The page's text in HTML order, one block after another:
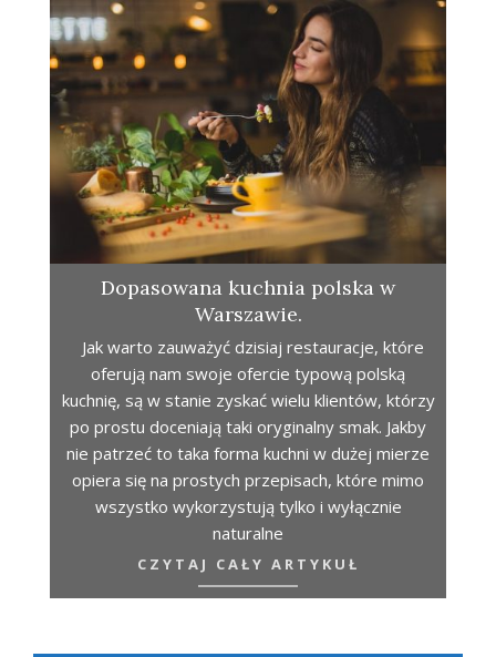
Dopasowana kuchnia polska w
Warszawie.
Jak warto zauważyć dzisiaj restauracje, które
oferują nam swoje ofercie typową polską
kuchnię, są w stanie zyskać wielu klientów, którzy
po prostu doceniają taki oryginalny smak. Jakby
nie patrzeć to taka forma kuchni w dużej mierze
opiera się na prostych przepisach, które mimo
wszystko wykorzystują tylko i wyłącznie
naturalne
CZYTAJ CAŁY ARTYKUŁ